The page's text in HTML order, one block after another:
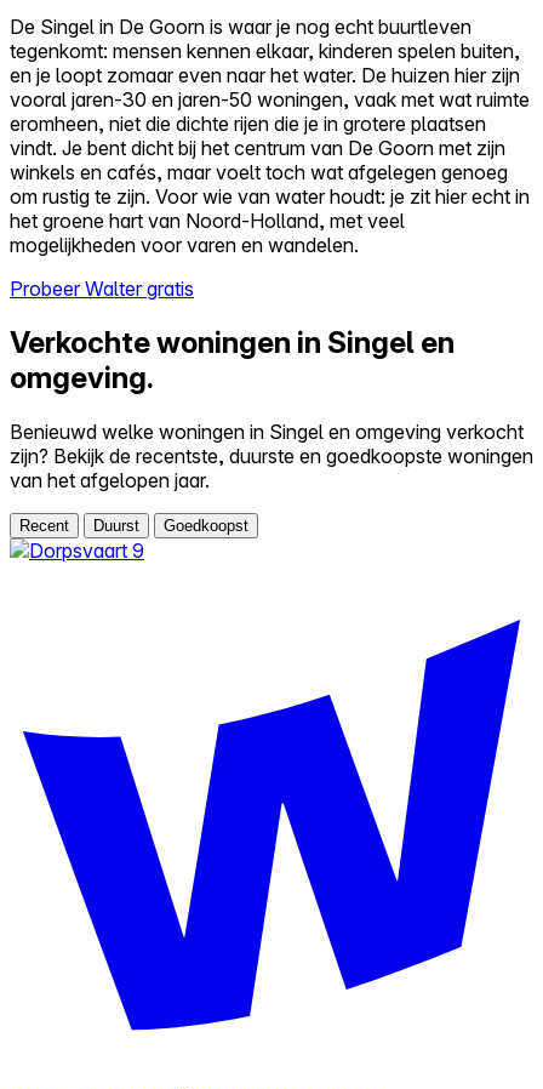
Reviews
Prijzen
Log in
Probeer Walter gratis
De Singel in De Goorn is waar je nog echt buurtleven
tegenkomt: mensen kennen elkaar, kinderen spelen buiten,
en je loopt zomaar even naar het water. De huizen hier zijn
vooral jaren-30 en jaren-50 woningen, vaak met wat ruimte
eromheen, niet die dichte rijen die je in grotere plaatsen
vindt. Je bent dicht bij het centrum van De Goorn met zijn
winkels en cafés, maar voelt toch wat afgelegen genoeg
om rustig te zijn. Voor wie van water houdt: je zit hier echt in
het groene hart van Noord-Holland, met veel
mogelijkheden voor varen en wandelen.
Probeer Walter gratis
Verkochte woningen in Singel en
omgeving.
Benieuwd welke woningen in Singel en omgeving verkocht
zijn? Bekijk de recentste, duurste en goedkoopste woningen
van het afgelopen jaar.
Recent Duurst Goedkoopst